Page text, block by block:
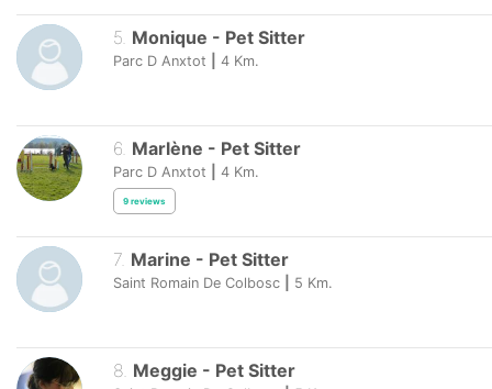
5 Monique - Pet Sitter
Parc D Anxtot 4 Km.
6. Marlène - Pet Sitter
Parc D Anxtot 4 Km.
9 reviews
7. Marine - Pet Sitter
Saint Romain De Colbosc 5 Km.
8. Meggie - Pet Sitter